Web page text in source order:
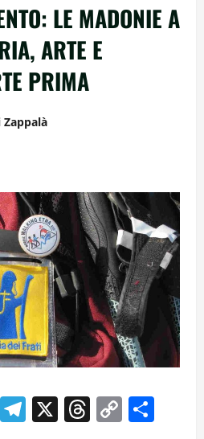
LE MADONIE A
ARTE E
PRIMA
LinkedIn
Telegram
X Threads
Copy